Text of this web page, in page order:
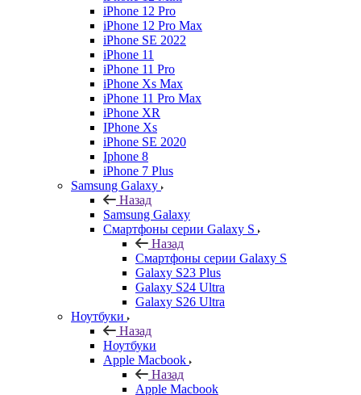
iPhone 12 Pro
iPhone 12 Pro Max
iPhone SE 2022
iPhone 11
iPhone 11 Pro
iPhone Xs Max
iPhone 11 Pro Max
iPhone XR
IPhone Xs
iPhone SE 2020
Iphone 8
iPhone 7 Plus
Samsung Galaxy
Назад
Samsung Galaxy
Смартфоны серии Galaxy S
Назад
Смартфоны серии Galaxy S
Galaxy S23 Plus
Galaxy S24 Ultra
Galaxy S26 Ultra
Ноутбуки
Назад
Ноутбуки
Apple Macbook
Назад
Apple Macbook